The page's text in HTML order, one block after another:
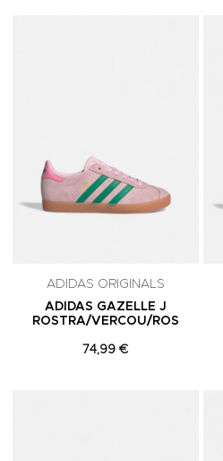
ADIDAS ORIGINALS
ADIDAS GAZELLE J
ROSTRA/VERCOU/ROS
74,99 €